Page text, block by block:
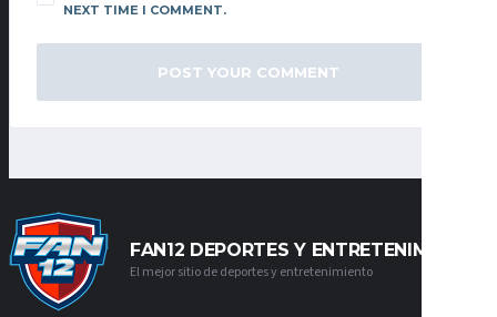
NEXT TIME I COMMENT.
FAN12 DEPORTES Y ENTRETENIMIENTO
El mejor sitio de deportes y entretenimiento